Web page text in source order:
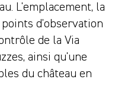
L'emplacement, la
d'observation
de la Via
ainsi qu'une
du château en